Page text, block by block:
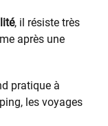
, il résiste très
après une
pratique à
les voyages